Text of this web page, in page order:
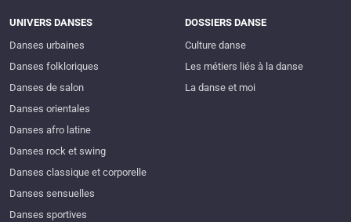
UNIVERS DANSES
Danses urbaines
Danses folkloriques
Danses de salon
Danses orientales
Danses afro latine
Danses rock et swing
Danses classique et corporelle
Danses sensuelles
Danses sportives
DOSSIERS DANSE
Culture danse
Les métiers liés à la danse
La danse et moi